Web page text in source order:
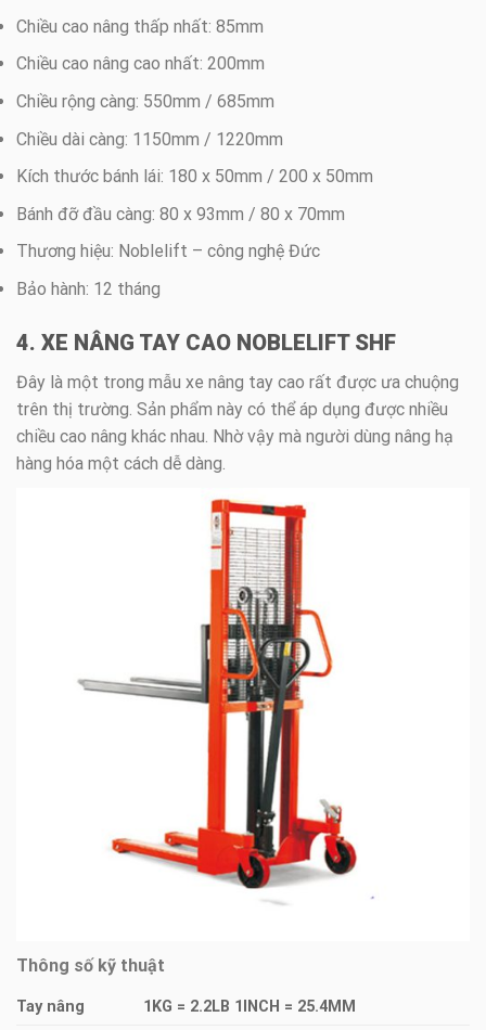
Chiều cao nâng thấp nhất: 85mm
Chiều cao nâng cao nhất: 200mm
Chiều rộng càng: 550mm / 685mm
Chiều dài càng: 1150mm / 1220mm
Kích thước bánh lái: 180 x 50mm / 200 x 50mm
Bánh đỡ đầu càng: 80 x 93mm / 80 x 70mm
Thương hiệu: Noblelift – công nghệ Đức
Bảo hành: 12 tháng
4. XE NÂNG TAY CAO NOBLELIFT SHF
Đây là một trong mẫu xe nâng tay cao rất được ưa chuộng
trên thị trường. Sản phẩm này có thể áp dụng được nhiều
chiều cao nâng khác nhau. Nhờ vậy mà người dùng nâng hạ
hàng hóa một cách dễ dàng.
Thông số kỹ thuật
Tay nâng
1KG = 2.2LB 1INCH = 25.4MM